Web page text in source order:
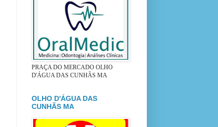
PRAÇA DO MERCADO OLHO
D'ÁGUA DAS CUNHÃS MA
OLHO D'ÁGUA DAS
CUNHÃS MA